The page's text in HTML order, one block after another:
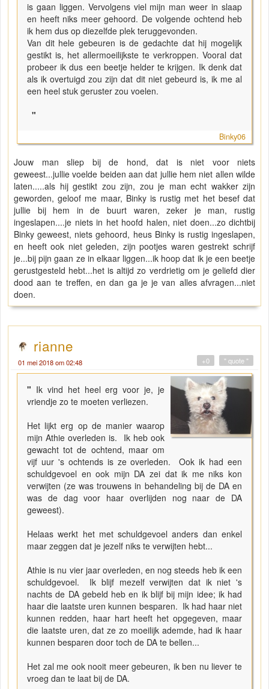
is gaan liggen. Vervolgens viel mijn man weer in slaap
en heeft niks meer gehoord. De volgende ochtend heb
ik hem dus op diezelfde plek teruggevonden.
Van dit hele gebeuren is de gedachte dat hij mogelijk
gestikt is, het allermoeilijkste te verkroppen. Vooral dat
probeer ik dus een beetje helder te krijgen. Ik denk dat
als ik overtuigd zou zijn dat dit niet gebeurd is, ik me al
een heel stuk geruster zou voelen.
"
Binky06
Jouw man sliep bij de hond, dat is niet voor niets
geweest...jullie voelde beiden aan dat jullie hem niet allen wilde
laten.....als hij gestikt zou zijn, zou je man echt wakker zijn
geworden, geloof me maar, Binky is rustig met het besef dat
jullie bij hem in de buurt waren, zeker je man, rustig
ingeslapen....je niets in het hoofd halen, niet doen...zo dichtbij
Binky geweest, niets gehoord, heus Binky is rustig ingeslapen,
en heeft ook niet geleden, zijn pootjes waren gestrekt schrijf
je...bij pijn gaan ze in elkaar liggen...ik hoop dat ik je een beetje
gerustgesteld hebt...het is altijd zo verdrietig om je geliefd dier
dood aan te treffen, en dan ga je je van alles afvragen...niet
doen.
rianne
01 mei 2018 om 02:48 " quote "
+0
" Ik vind het heel erg voor je, je
vriendje zo te moeten verliezen.
Het lijkt erg op de manier waarop
mijn Athie overleden is. Ik heb ook
gewacht tot de ochtend, maar om
vijf uur 's ochtends is ze overleden. Ook ik had een
schuldgevoel en ook mijn DA zei dat ik me niks kon
verwijten (ze was trouwens in behandeling bij de DA en
was de dag voor haar overlijden nog naar de DA
geweest).
Helaas werkt het met schuldgevoel anders dan enkel
maar zeggen dat je jezelf niks te verwijten hebt...
Athie is nu vier jaar overleden, en nog steeds heb ik een
schuldgevoel. Ik blijf mezelf verwijten dat ik niet 's
nachts de DA gebeld heb en ik blijf bij mijn idee; ik had
haar die laatste uren kunnen besparen. Ik had haar niet
kunnen redden, haar hart heeft het opgegeven, maar
die laatste uren, dat ze zo moeilijk ademde, had ik haar
kunnen besparen door toch de DA te bellen...
Het zal me ook nooit meer gebeuren, ik ben nu liever te
vroeg dan te laat bij de DA.